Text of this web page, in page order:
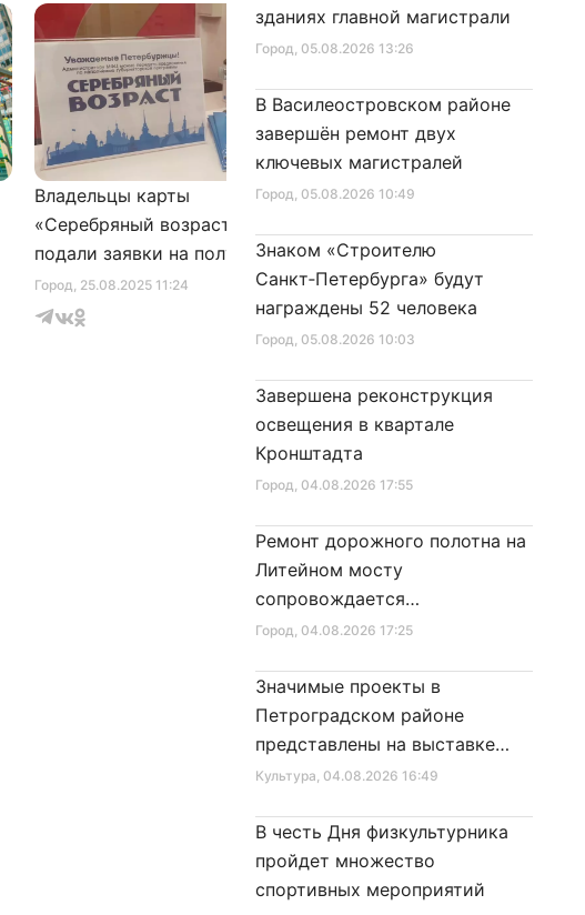
Город, 25.08.2025 11:24
Владельцы карты
«Серебряный возраст»
подали заявки на получение
сертификата для посещения
музеев
Город, 10.01.2026 16:46
Александр Беглов подписал
в Закон Санкт‑Петербурга
«Социальный кодекс
Санкт‑Петербурга»
Город, 05.08.2026 13:26
зданиях главной магистрали
Город, 05.08.2026 10:49
В Василеостровском районе
завершён ремонт двух
ключевых магистралей
Город, 05.08.2026 10:03
Знаком «Строителю
Санкт‑Петербурга» будут
награждены 52 человека
Город, 04.08.2026 17:55
Завершена реконструкция
освещения в квартале
Кронштадта
Город, 04.08.2026 17:25
Ремонт дорожного полотна на
Литейном мосту
сопровождается
реставрационными работами
Культура, 04.08.2026 16:49
Значимые проекты в
Петроградском районе
представлены на выставке
достижений
В честь Дня физкультурника
пройдет множество
спортивных мероприятий